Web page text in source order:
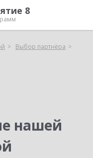
8
Выбор партнёра
нашей